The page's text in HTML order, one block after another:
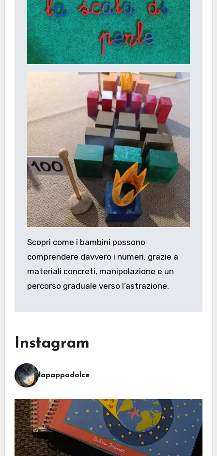
Scopri come i bambini possono
comprendere davvero i numeri, grazie a
materiali concreti, manipolazione e un
percorso graduale verso l’astrazione.
Instagram
lapappadolce